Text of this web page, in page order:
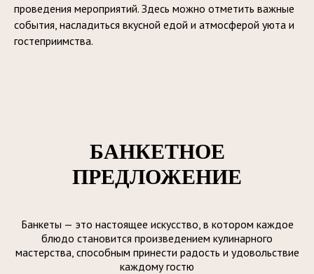
проведения мероприятий. Здесь можно отметить важные
события, насладиться вкусной едой и атмосферой уюта и
гостеприимства.
БАНКЕТНОЕ
ПРЕДЛОЖЕНИЕ
Банкеты — это настоящее искусство, в котором каждое
блюдо становится произведением кулинарного
мастерства, способным принести радость и удовольствие
каждому гостю